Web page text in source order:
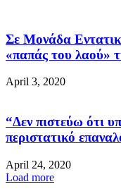
Σε Μονάδα
«παπάς του λαού»
April 3, 2020
“Δεν πιστεύω ότι
περιστατικό
April 24, 2020
Load more